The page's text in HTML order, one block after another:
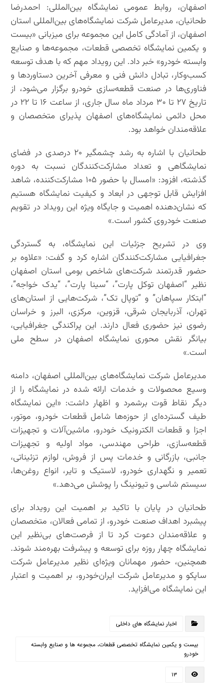
اصفهان، روابط عمومی نمایشگاه بین‌المللی: احمد‌رضا
طحانیان، مدیرعامل شرکت نمایشگاه‌های بین‌المللی استان
اصفهان، از آمادگی کامل این مجموعه برای میزبانی «بیست
و یکمین نمایشگاه تخصصی قطعات، مجموعه‌ها و صنایع
وابسته خودرو» خبر داد. این رویداد مهم که با هدف توسعه
کسب‌وکار، تبادل دانش فنی و معرفی آخرین دستاوردها و
فناوری‌ها در صنعت قطعه‌سازی خودرو برگزار می‌شود، از
تاریخ ۲۷ تا ۳۰ مرداد ماه سال جاری، از ساعت ۱۶ تا ۲۲ در
محل دائمی نمایشگاه‌های اصفهان پذیرای متخصصان و
علاقه‌مندان خواهد بود.
طحانیان با اشاره به رشد چشمگیر ۲۰ درصدی در فضای
نمایشگاهی و تعداد مشارکت‌کنندگان نسبت به دوره
گذشته، افزود: «امسال با حضور ۱۰۵ مشارکت‌کننده، شاهد
افزایش قابل توجهی در ابعاد و کیفیت نمایشگاه هستیم
که نشان‌دهنده اهمیت و جایگاه ویژه این رویداد در تقویم
صنعت خودروی کشور است.»
وی در تشریح جزئیات این نمایشگاه، به گستردگی
جغرافیایی مشارکت‌کنندگان اشاره کرد و گفت: «علاوه بر
حضور قدرتمند شرکت‌های شاخص بومی استان اصفهان
نظیر “اصفهان توکل پارت”، “سینا پارت”، “یدک خواجه”،
“ابتکار سپاهان” و “توپال تک”، شرکت‌هایی از استان‌های
تهران، آذربایجان شرقی، قزوین، مرکزی، البرز و خراسان
رضوی نیز حضوری فعال دارند. این پراکندگی جغرافیایی،
بیانگر نقش محوری نمایشگاه اصفهان در سطح ملی
است.»
مدیرعامل شرکت نمایشگاه‌های بین‌المللی اصفهان، دامنه
وسیع محصولات و خدمات ارائه شده در نمایشگاه را از
دیگر نقاط قوت برشمرد و اظهار داشت: «این نمایشگاه
طیف گسترده‌ای از حوزه‌ها شامل قطعات خودرو، موتور،
اجزا و قطعات الکترونیک خودرو، ماشین‌آلات و تجهیزات
قطعه‌سازی، طراحی مهندسی، مواد اولیه و تجهیزات
جانبی، بازرگانی و خدمات پس از فروش، لوازم تزئیناتی،
تعمیر و نگهداری خودرو، لاستیک و تایر، انواع روغن‌ها،
سیستم شاسی و تیونینگ را پوشش می‌دهد.»
طحانیان در پایان با تاکید بر اهمیت این رویداد برای
پیشبرد اهداف صنعت خودرو، از تمامی فعالان، متخصصان
و علاقه‌مندان دعوت کرد تا از فرصت‌های بی‌نظیر این
نمایشگاه چهار روزه برای توسعه و پیشرفت بهره‌مند شوند.
همچنین، حضور مهمانان ویژه‌ای نظیر مدیرعامل شرکت
ساپکو و مدیرعامل شرکت ایران‌خودرو، بر اهمیت و اعتبار
این نمایشگاه می‌افزاید.
اخبار نمایشگاه های داخلی
بیست و یکمین نمایشگاه تخصصی قطعات، مجموعه ها و صنایع وابسته
خودرو
۱۳